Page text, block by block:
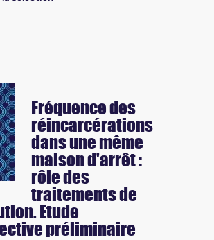
Fréquence des
réincarcérations
dans une même
maison d'arrêt :
rôle des
traitements de
Etude
préliminaire